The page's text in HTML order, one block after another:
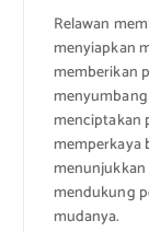
Relawan
menyiapkan
memberikan
menciptakan
memperkaya
mendukung
mudanya.